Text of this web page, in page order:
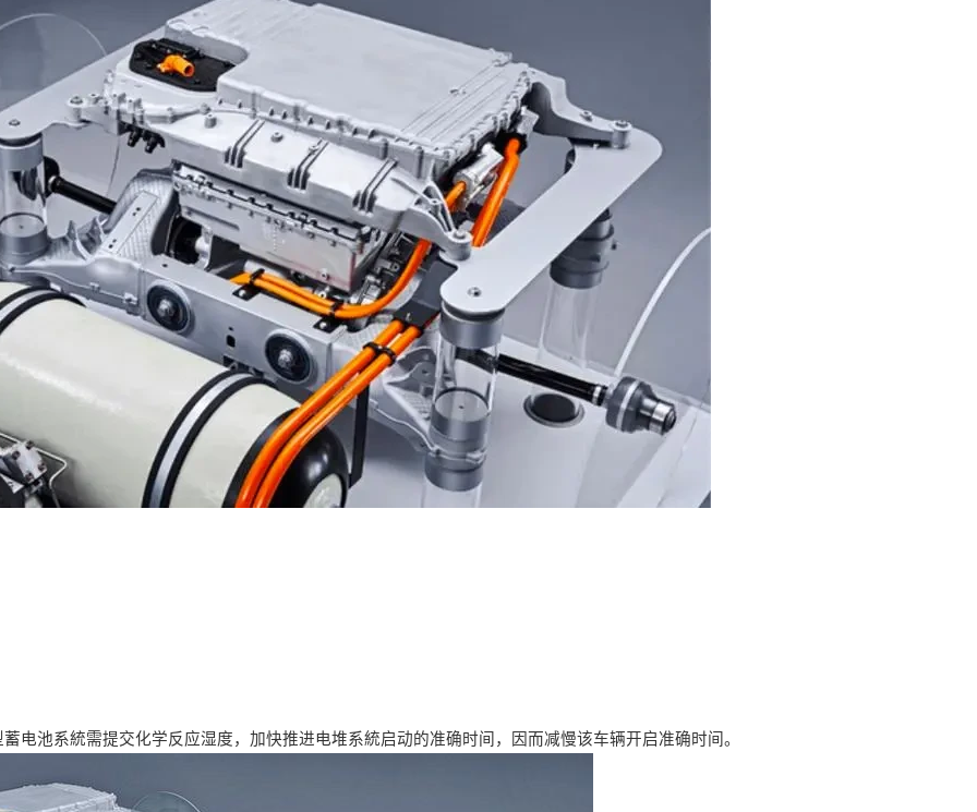
电池系統需提交化学反应湿度，加快推进电堆系統启动的准确时间，因而减慢该车辆开启准确时间。